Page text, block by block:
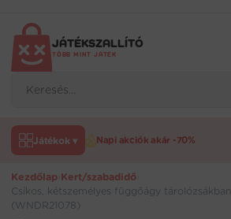
tartalomraJÁTÉKSZALLÍTÓ
TÖBB MINT JÁTÉK
search
Játékok ▾ Napi akciók akár -70%
Kezdőlap Kert/szabadidő
Csíkos, kétszemélyes függőágy
(WNDR21078)